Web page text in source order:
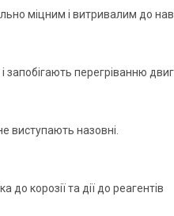
міцним і витривалим до
запобігають перегріванню
виступають назовні.
корозії та дії до реагентів